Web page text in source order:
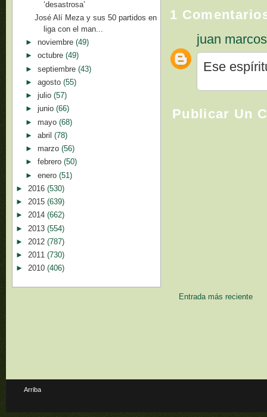
1
juan marcos
Ese
Publicar Un
Entrada más reciente
‘desastrosa’
José Alí Meza y sus 50 partidos en
liga con el man...
► noviembre (49)
► octubre (49)
► septiembre (43)
► agosto (55)
► julio (57)
► junio (66)
► mayo (68)
► abril (78)
► marzo (56)
► febrero (50)
► enero (51)
► 2016 (530)
► 2015 (639)
► 2014 (662)
► 2013 (554)
► 2012 (787)
► 2011 (730)
► 2010 (406)
Arriba